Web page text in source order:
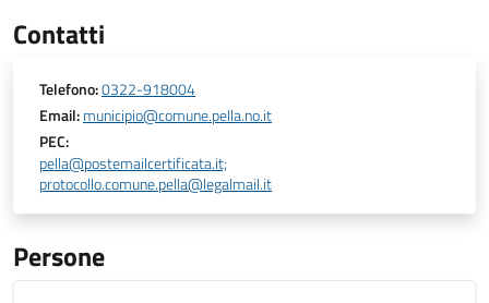
Contatti
Telefono:0322-918004
Email:municipio@comune.pella.no.it
PEC:
pella@postemailcertificata.it;
protocollo.comune.pella@legalmail.it
Persone